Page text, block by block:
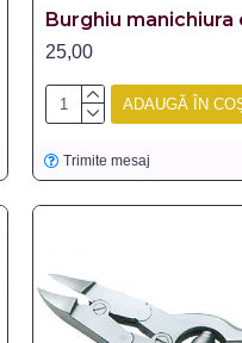
Burghiu manichiura
25,00
ADAUGĂ ÎN
Trimite mesaj